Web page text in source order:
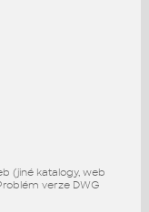
(jiné katalogy, web
verze DWG